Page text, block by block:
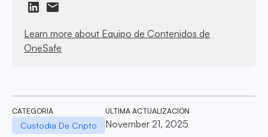
Learn more about Equipo de Contenidos de
OneSafe
CATEGORÍA
Custodia De Cripto
ÚLTIMA ACTUALIZACIÓN
November 21, 2025